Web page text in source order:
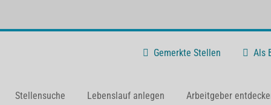
Gemerkte Stellen Als
Stellensuche Lebenslauf anlegen Arbeitgeber